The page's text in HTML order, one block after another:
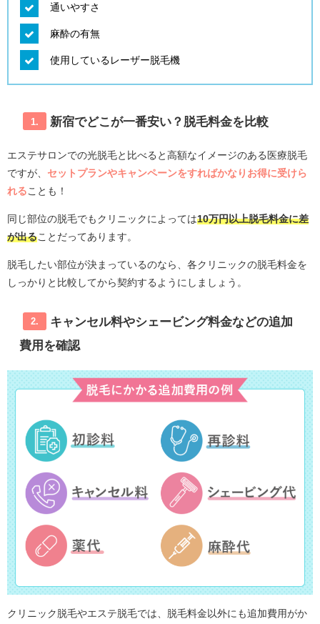
通いやすさ
麻酔の有無
使用しているレーザー脱毛機
1. 新宿でどこが一番安い？脱毛料金を比較
エステサロンでの光脱毛と比べると高額なイメージのある医療脱毛
ですが、 セットプランやキャンペーンをすればかなりお得に受けら
れることも！
同じ部位の脱毛でもクリニックによっては10万円以上脱毛料金に差
が出ることだってあります。
脱毛したい部位が決まっているのなら、各クリニックの脱毛料金を
しっかりと比較してから契約するようにしましょう。
2.
キャンセル料やシェービング料金などの追加
費用を確認
クリニック脱毛やエステ脱毛では、脱毛料金以外にも追加費用がか